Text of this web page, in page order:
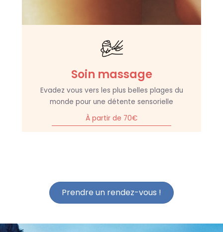
Soin massage
Evadez vous vers les plus belles plages du
monde pour une détente sensorielle
À partir de 70€
Prendre un rendez-vous !